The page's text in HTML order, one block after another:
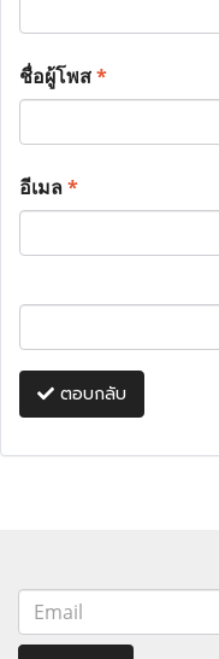
ชื่อผู้โพส*
อีเมล*
ตอบกลับ